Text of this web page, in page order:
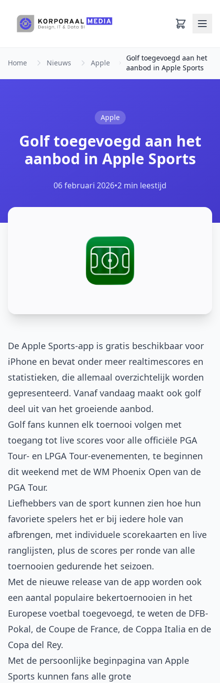
Home Nieuws Apple
Golf toegevoegd aan het
aanbod in Apple Sports
Apple
Golf toegevoegd aan het
aanbod in Apple Sports
06 februari 2026•2 min leestijd
De Apple Sports-app is gratis beschikbaar voor
iPhone en bevat onder meer realtimescores en
statistieken, die allemaal overzichtelijk worden
gepresenteerd. Vanaf vandaag maakt ook golf
deel uit van het groeiende aanbod.
Golf fans kunnen elk toernooi volgen met
toegang tot live scores voor alle officiële PGA
Tour- en LPGA Tour-evenementen, te beginnen
dit weekend met de WM Phoenix Open van de
PGA Tour.
Liefhebbers van de sport kunnen zien hoe hun
favoriete spelers het er bij iedere hole van
afbrengen, met individuele scorekaarten en live
ranglijsten, plus de scores per ronde van alle
toernooien gedurende het seizoen.
Met de nieuwe release van de app worden ook
een aantal populaire bekertoernooien in het
Europese voetbal toegevoegd, te weten de DFB-
Pokal, de Coupe de France, de Coppa Italia en de
Copa del Rey.
Met de persoonlijke beginpagina van Apple
Sports kunnen fans alle grote